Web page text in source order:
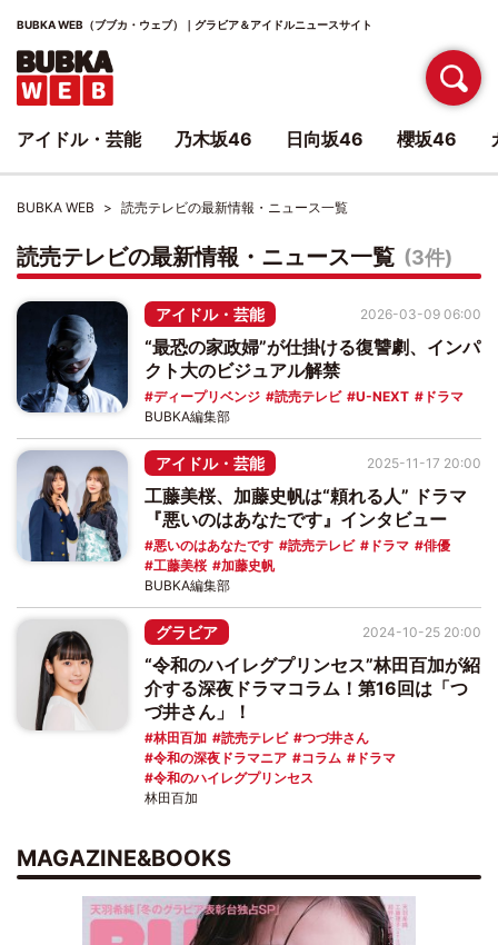
BUBKA WEB（ブブカ・ウェブ）｜グラビア＆アイドルニュースサイト
BUBKA WEB 読売テレビの最新情報・ニュース一覧
読売テレビの最新情報・ニュース一覧 (3件)
アイドル・芸能
“最恐の家政婦”が仕掛ける復讐劇、インパ
クト大のビジュアル解禁
ディープリベンジ 読売テレビ U-NEXT ドラマ
2026-03-09 06:00
BUBKA編集部
アイドル・芸能
工藤美桜、加藤史帆は“頼れる人” ドラマ
『悪いのはあなたです』インタビュー
悪いのはあなたです 読売テレビ ドラマ
俳優
工藤美桜
加藤史帆
2025-11-17 20:00
BUBKA編集部
グラビア
“令和のハイレグプリンセス”林田百加が紹
介する深夜ドラマコラム！第16回は「つ
づ井さん」！
林田百加 読売テレビ
つづ井さん
令和の深夜ドラマニア
コラム
ドラマ
令和のハイレグプリンセス
2024-10-25 20:00
林田百加
MAGAZINE&BOOKS
アイドル・芸能 乃木坂46 日向坂46 櫻坂46